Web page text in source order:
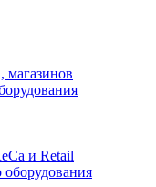
магазинов
и Retail
оборудования